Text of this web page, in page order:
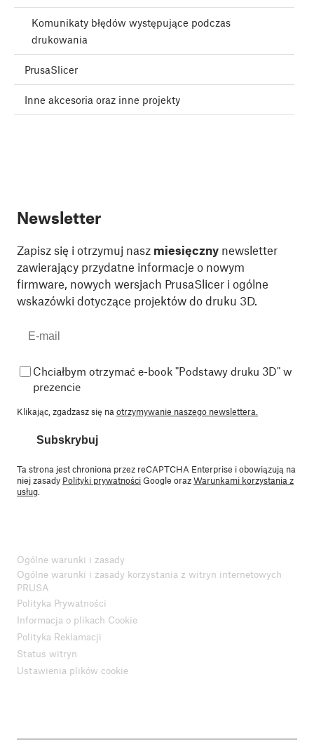
Komunikaty błędów występujące podczas
drukowania
PrusaSlicer
Inne akcesoria oraz inne projekty
Newsletter
Zapisz się i otrzymuj nasz miesięczny newsletter
zawierający przydatne informacje o nowym
firmware, nowych wersjach PrusaSlicer i ogólne
wskazówki dotyczące projektów do druku 3D.
Chciałbym otrzymać e-book "Podstawy druku 3D" w
prezencie
Klikając, zgadzasz się na otrzymywanie naszego newslettera.
Subskrybuj
Ta strona jest chroniona przez reCAPTCHA Enterprise i obowiązują na
niej zasady Polityki prywatnościGoogle orazWarunkami korzystania z
usług
Ogólne warunki i zasady
Ogólne warunki i zasady korzystania z witryn internetowych
PRUSA
Polityka Prywatności
Informacja o plikach Cookie
Polityka Reklamacji
Status witryn
Ustawienia plików cookie